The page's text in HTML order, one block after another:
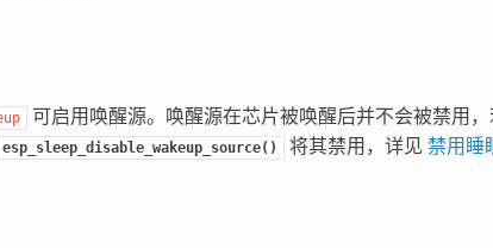
可启用唤醒源。唤醒源在芯片被唤醒后并不会被禁用，
esp_sleep_disable_wakeup_source() 将其禁用，详见 禁用睡